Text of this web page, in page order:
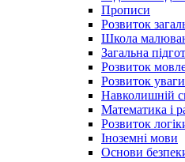
Прописи
Розвиток
Школа
Загальна
Розвиток
Розвиток
Навколишній
Математика і
Розвиток
Іноземні мови
Основи